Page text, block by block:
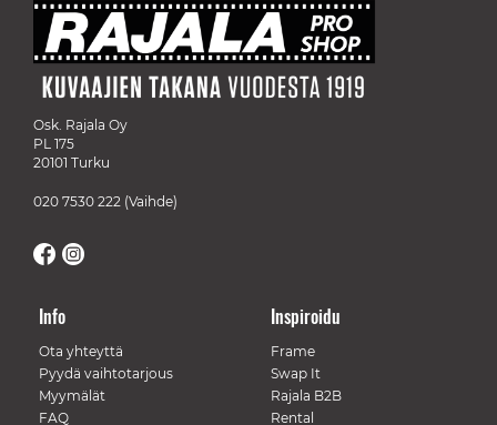
Osk. Rajala Oy
PL 175
20101 Turku
020 7530 222 (Vaihde)
Info
Ota yhteyttä
Pyydä vaihtotarjous
Myymälät
FAQ
Inspiroidu
Frame
Swap It
Rajala B2B
Rental